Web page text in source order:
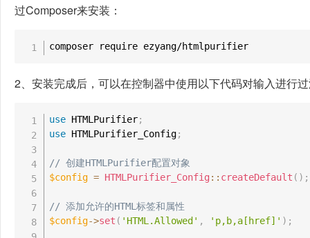
过Composer来安装：
2、安装完成后，可以在控制器中使用以下代码对输入进行
use HTMLPurifier;
use HTMLPurifier_Config;
// 创建HTMLPurifier配置对象
$config = HTMLPurifier_Config :: createDefault ( ) ;
// 添加允许的HTML标签和属性
$config->set ( 'HTML.Allowed' , 'p,b,a[href]' ) ;